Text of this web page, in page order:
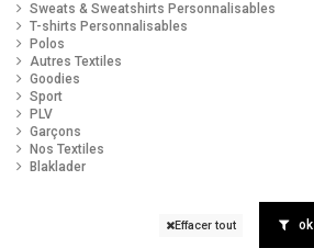
Sweats & Sweatshirts Personnalisables
T-shirts Personnalisables
Polos
Autres Textiles
Goodies
Sport
PLV
Garçons
Nos Textiles
Blaklader
Effacer tout ok